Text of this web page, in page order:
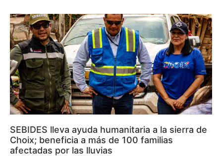
SEBIDES lleva ayuda humanitaria a la sierra de
Choix; beneficia a más de 100 familias
afectadas por las lluvias